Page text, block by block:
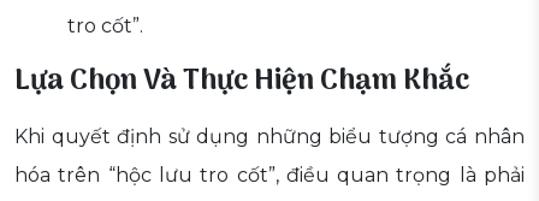
tro cốt”.
Lựa Chọn Và Thực Hiện Chạm Khắc
Khi quyết định sử dụng những biểu tượng cá nhân
hóa trên “hộc lưu tro cốt”, điều quan trọng là phải